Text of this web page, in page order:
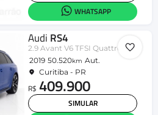
WHATSAPP
Audi RS4
2.9 Avant V6 TFSI Quattro Tiptronic
2019 50.520km Aut.
Curitiba - PR
R$ 409.900
SIMULAR